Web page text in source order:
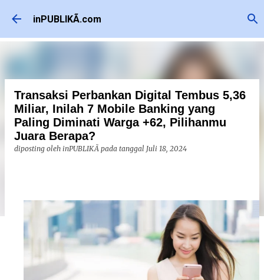
Langsung ke konten utama
inPUBLIKÃ.com
Transaksi Perbankan Digital Tembus 5,36
Miliar, Inilah 7 Mobile Banking yang
Paling Diminati Warga +62, Pilihanmu
Juara Berapa?
diposting oleh inPUBLIKÃ pada tanggal Juli 18, 2024